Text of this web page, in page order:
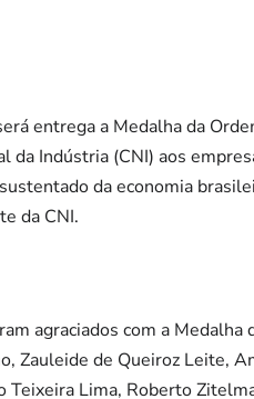
entrega a Medalha da
da Indústria (CNI) aos
da economia
da CNI.
agraciados com a
Zauleide de Queiroz Leite,
Teixeira Lima, Roberto